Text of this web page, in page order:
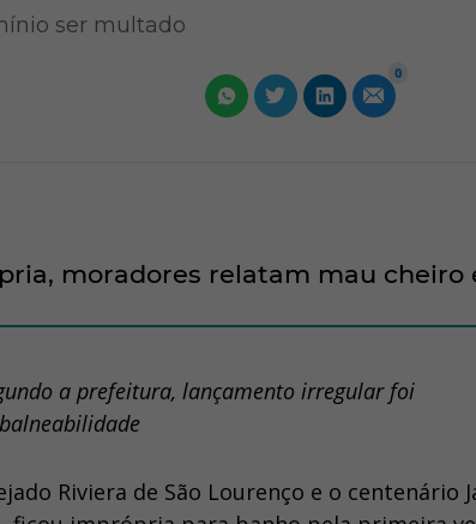
ser multado
0
moradores relatam mau cheiro
a prefeitura, lançamento irregular foi
Riviera de São Lourenço e o centenário